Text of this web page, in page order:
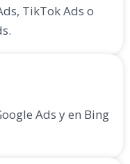
TikTok Ads o
Ads y en Bing